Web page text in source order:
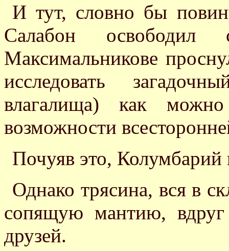
И тут, словно бы
Салабон
Максимальникове
исследовать
влагалища) как
возможности
Почуяв это,
Однако трясина, вся в
сопящую мантию,
друзей.